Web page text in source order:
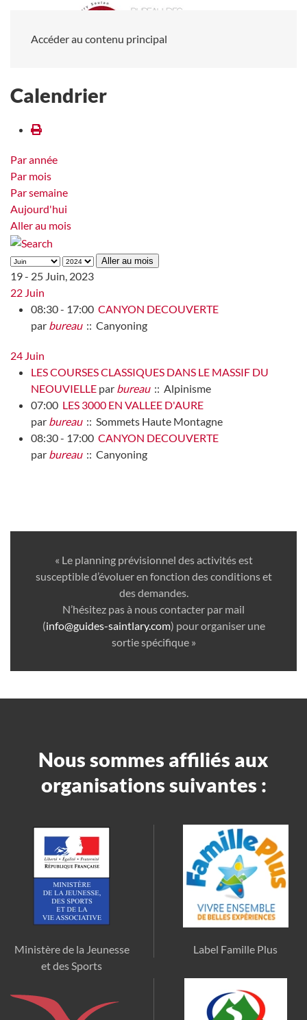
Accéder au contenu principal
Calendrier
Par année
Par mois
Par semaine
Aujourd'hui
Aller au mois
Aller au mois
19 - 25 Juin, 2023
22 Juin
08:30 - 17:00 CANYON DECOUVERTE
par bureau:: Canyoning
24 Juin
LES COURSES CLASSIQUES DANS LE MASSIF DU
NEOUVIELLE par bureau:: Alpinisme
07:00 LES 3000 EN VALLEE D'AURE
par bureau:: Sommets Haute Montagne
08:30 - 17:00 CANYON DECOUVERTE
par bureau:: Canyoning
« Le planning prévisionnel des activités est
susceptible d’évoluer en fonction des conditions et
des demandes.
N’hésitez pas à nous contacter par mail
(info@guides-saintlary.com) pour organiser une
sortie spécifique »
Nous sommes affiliés aux
organisations suivantes :
Ministère de la Jeunesse
et des Sports
Label Famille Plus